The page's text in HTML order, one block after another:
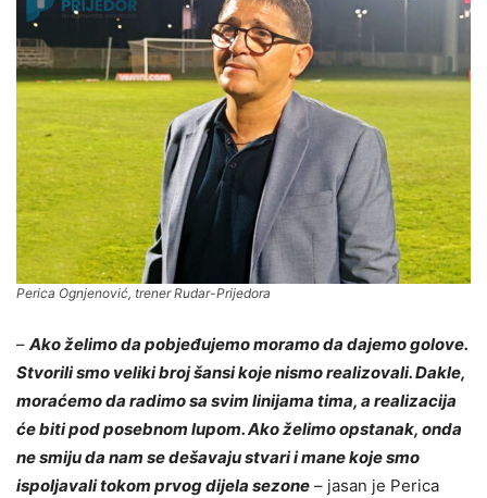
Perica Ognjenović, trener Rudar-Prijedora
– Ako želimo da pobjeđujemo moramo da dajemo golove.
Stvorili smo veliki broj šansi koje nismo realizovali. Dakle,
moraćemo da radimo sa svim linijama tima, a realizacija
će biti pod posebnom lupom. Ako želimo opstanak, onda
ne smiju da nam se dešavaju stvari i mane koje smo
ispoljavali tokom prvog dijela sezone – jasan je Perica